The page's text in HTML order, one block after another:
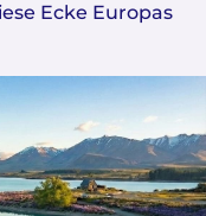
Ecke Europas